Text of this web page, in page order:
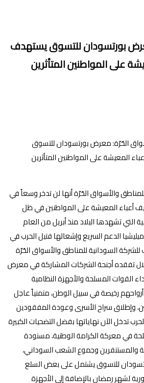
بورتسودان للتسوق يستهدف
على المواطنين المتأثرين
والأسواق الحُرّة أنها لن تدخر وسعاً في
أعباء المعيشة على المواطنين في ظل
التي تشهدها البلاد منذ أبريل من العام
الدعم السريع وإشعالها فتيل الحرب في
للشركة السودانية للمناطق والأسواق الحُرّة
تفقده أجنحة الشركات المشاركة في معرض
القوات المسلحة والأجهزة النظامية
أرواحهم رخيصة في سبيل الوطن، متمنياً عاجل
وإطلاق سراح الأسرى وعودة المفقودين
تدخل الآن نهاياتها بفضل التضحيات الكبيرة
في معركة الكرامة الوطنية، مسنودة
والمستنفرين وجموع الشعب السوداني،
للتسوق يشتمل على بعض السلع
لشهر رمضان بالإضافة إلى الأجهزة